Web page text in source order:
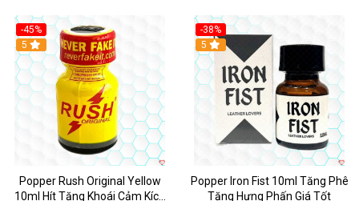
-45%
5
Popper Rush Original Yellow
10ml Hít Tăng Khoái Cảm Kích
-38%
5
Popper Iron Fist 10ml Tăng Phê
Tăng Hưng Phấn Giá Tốt